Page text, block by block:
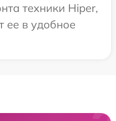
техники Hiper,
ее в удобное